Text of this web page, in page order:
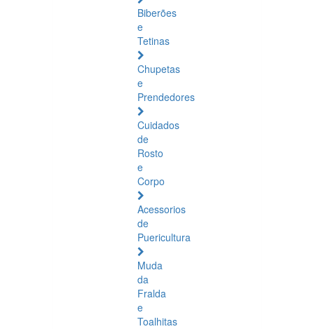
Biberões
e
Tetinas
Chupetas
e
Prendedores
Cuidados
de
Rosto
e
Corpo
Acessorios
de
Puericultura
Muda
da
Fralda
e
Toalhitas